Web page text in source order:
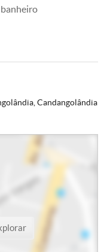
banheiro
Candangolândia